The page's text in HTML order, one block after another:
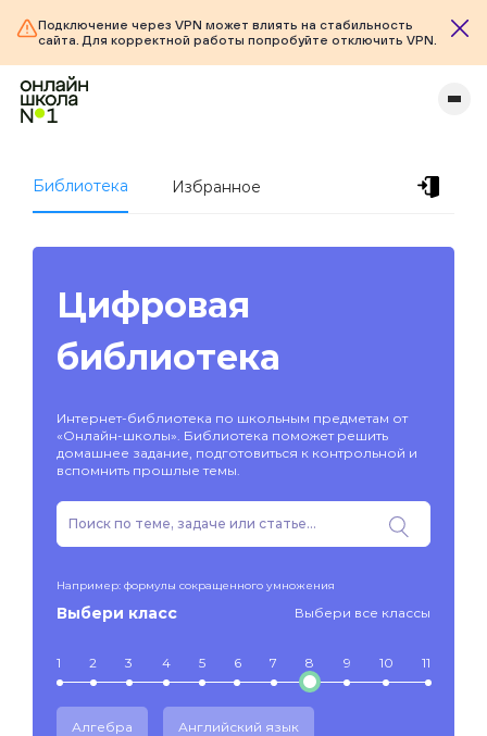
Подключение через VPN может влиять на стабильность
сайта. Для корректной работы попробуйте отключить VPN.
Библиотека Избранное
Цифровая
библиотека
Интернет-библиотека по школьным предметам от
«Онлайн-школы». Библиотека поможет решить
домашнее задание, подготовиться к контрольной и
вспомнить прошлые темы.
Например: формулы сокращенного умножения
Выбери класс Выбери все классы
1 2 3 4 5 6 7 8 9 10 11
Алгебра Английский язык